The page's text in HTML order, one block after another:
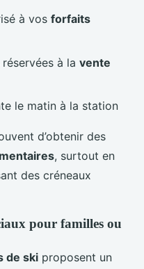
à vos forfaits
à la vente
le matin à la station
d’obtenir des
, surtout en
des créneaux
pour familles ou
de ski proposent un